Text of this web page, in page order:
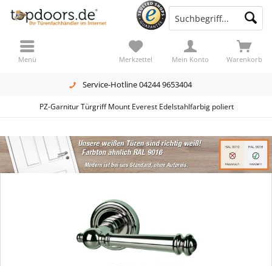
Service-Hotline 04244 9653404
Warenkorb
Merkzettel Mein Konto
Menü
PZ-Garnitur Türgriff Mount Everest Edelstahlfarbig poliert